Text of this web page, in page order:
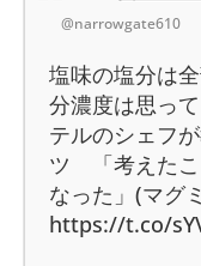
@narrowgate610
塩味の塩分は
分濃度は思っ
テルのシェフ
ツ 「考えたこ
なった」(マグ
https://t.co/